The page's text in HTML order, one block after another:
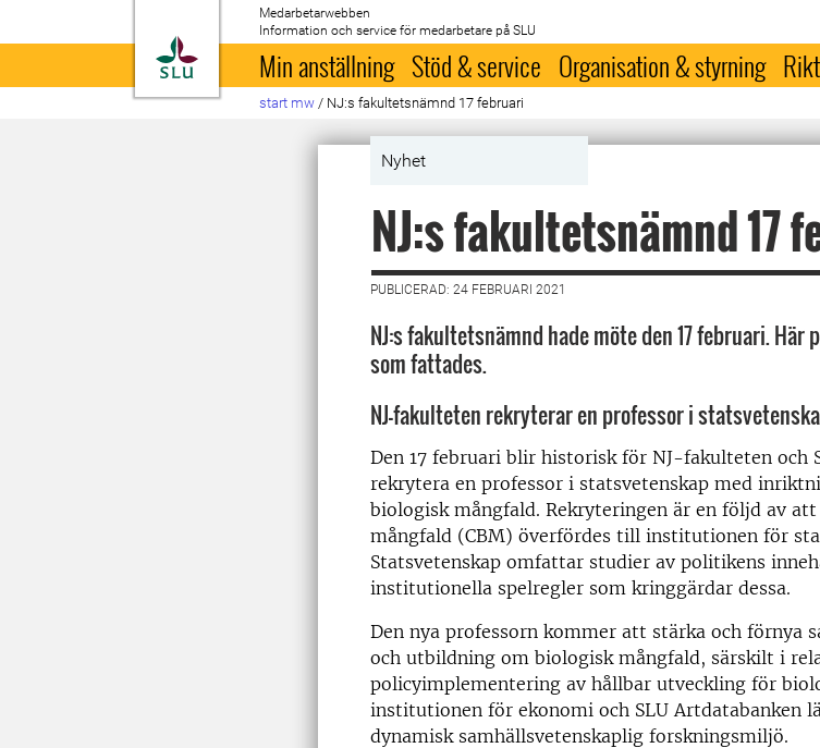
Till startsida
Medarbetarwebben
Information och service för medarbetare på SLU
Min anställning Stöd & service Organisation & styrning
start mw / NJ:s fakultetsnämnd 17 februari
Nyhet
NJ:s fakultetsnämnd 17
PUBLICERAD: 24 FEBRUARI 2021
NJ:s fakultetsnämnd hade möte den 17 februari.
som fattades.
NJ-fakulteten rekryterar en professor i
Den 17 februari blir historisk för NJ-fakulteten och
rekrytera en professor i statsvetenskap med
biologisk mångfald. Rekryteringen är en följd av
mångfald (CBM) överfördes till institutionen för
Statsvetenskap omfattar studier av politikens
institutionella spelregler som kringgärdar dessa.
Den nya professorn kommer att stärka och förnya
och utbildning om biologisk mångfald, särskilt i
policyimplementering av hållbar utveckling för
institutionen för ekonomi och SLU Artdatabanken
dynamisk samhällsvetenskaplig forskningsmiljö.